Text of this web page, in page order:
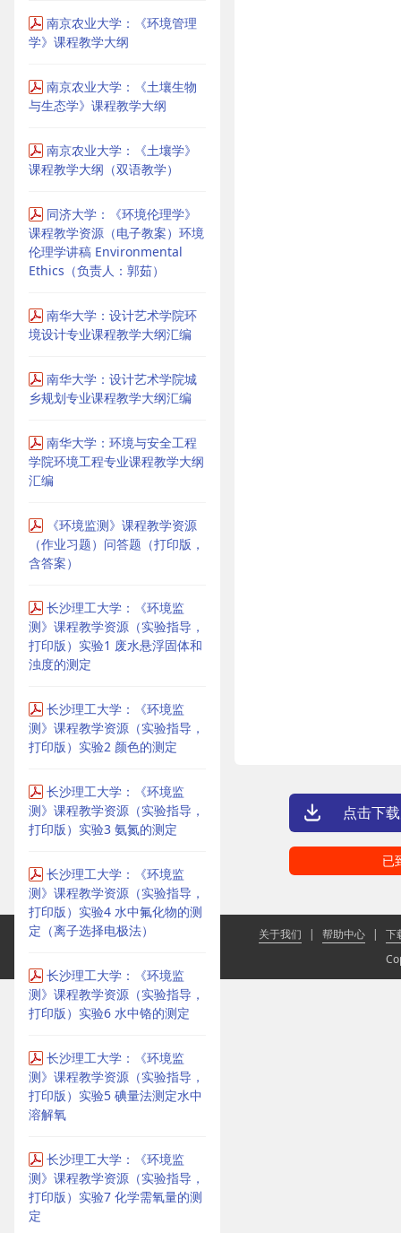
南京农业大学：《环境管理
学》课程教学大纲
南京农业大学：《土壤生物
与生态学》课程教学大纲
南京农业大学：《土壤学》
课程教学大纲（双语教学）
同济大学：《环境伦理学》
课程教学资源（电子教案）环境
伦理学讲稿 Environmental
Ethics（负责人：郭茹）
南华大学：设计艺术学院环
境设计专业课程教学大纲汇编
南华大学：设计艺术学院城
乡规划专业课程教学大纲汇编
南华大学：环境与安全工程
学院环境工程专业课程教学大纲
汇编
《环境监测》课程教学资源
（作业习题）问答题（打印版，
含答案）
长沙理工大学：《环境监
测》课程教学资源（实验指导，
打印版）实验1 废水悬浮固体和
浊度的测定
长沙理工大学：《环境监
测》课程教学资源（实验指导，
打印版）实验2 颜色的测定
长沙理工大学：《环境监
测》课程教学资源（实验指导，
打印版）实验3 氨氮的测定
长沙理工大学：《环境监
测》课程教学资源（实验指导，
打印版）实验4 水中氟化物的测
定（离子选择电极法）
长沙理工大学：《环境监
测》课程教学资源（实验指导，
打印版）实验6 水中铬的测定
长沙理工大学：《环境监
测》课程教学资源（实验指导，
打印版）实验5 碘量法测定水中
溶解氧
长沙理工大学：《环境监
测》课程教学资源（实验指导，
打印版）实验7 化学需氧量的测
定
点击下
已
关于我们 | 帮助中心 |
下